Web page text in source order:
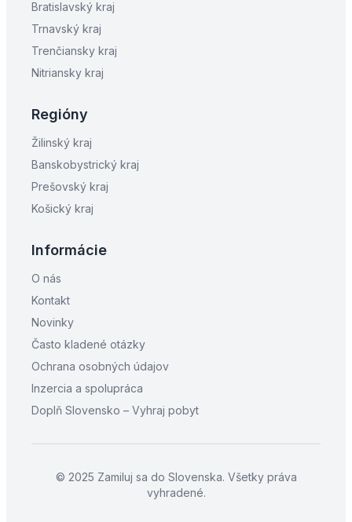
Bratislavský kraj
Trnavský kraj
Trenčiansky kraj
Nitriansky kraj
Regióny
Žilinský kraj
Banskobystrický kraj
Prešovský kraj
Košický kraj
Informácie
O nás
Kontakt
Novinky
Často kladené otázky
Ochrana osobných údajov
Inzercia a spolupráca
Doplň Slovensko – Vyhraj pobyt
© 2025 Zamiluj sa do Slovenska. Všetky práva
vyhradené.